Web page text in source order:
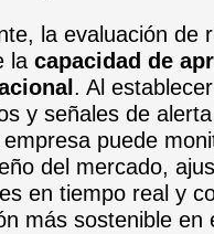
la evaluación de
la capacidad de
. Al
y señales de
puede
del mercado,
en tiempo real y
más sostenible en